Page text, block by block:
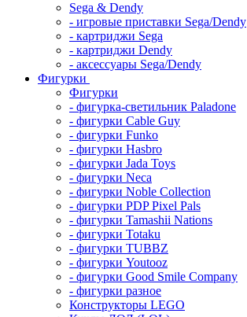
Sega & Dendy
- игровые приставки Sega/Dendy
- картриджи Sega
- картриджи Dendy
- аксессуары Sega/Dendy
Фигурки
Фигурки
- фигурка-светильник Paladone
- фигурки Cable Guy
- фигурки Funko
- фигурки Hasbro
- фигурки Jada Toys
- фигурки Neca
- фигурки Noble Collection
- фигурки PDP Pixel Pals
- фигурки Tamashii Nations
- фигурки Totaku
- фигурки TUBBZ
- фигурки Youtooz
- фигурки Good Smile Company
- фигурки разное
Конструкторы LEGO